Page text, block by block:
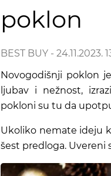
poklon
BEST BUY - 24.11.2023.
Novogodišnji poklon
ljubav i nežnost,
pokloni su tu da
Ukoliko nemate ideju
šest predloga.